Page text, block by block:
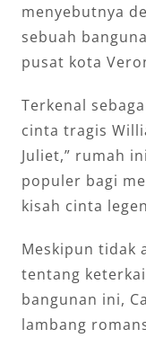
menyebutnya
sebuah
pusat kota
Terkenal
cinta tragis
Juliet,” rumah
populer bagi
kisah cinta
Meskipun tidak
tentang
bangunan ini,
lambang